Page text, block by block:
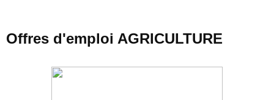
Offres d'emploi AGRICULTURE